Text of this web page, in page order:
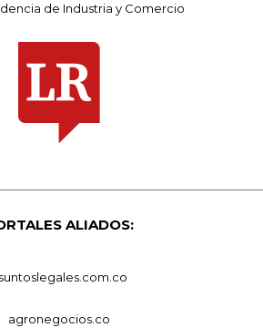
de Industria y Comercio
ALIADOS:
agronegocios.co